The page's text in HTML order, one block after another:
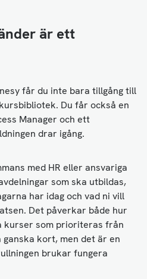
är ett
får du inte bara tillgång till
Du får också en
Manager och ett
drar igång.
med HR eller ansvariga
som ska utbildas,
har idag och vad ni vill
Det påverkar både hur
kurser som prioriteras från
kort, men det är en
brukar fungera